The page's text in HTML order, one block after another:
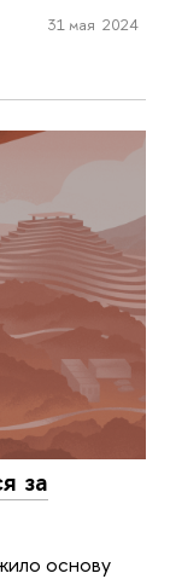
31 мая 2024
за
основу